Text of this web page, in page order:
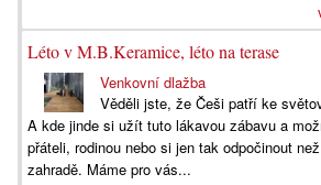
Léto v M.B.Keramice, léto na terase
Venkovní dlažba
Věděli jste, že Češi patří ke
A kde jinde si užít tuto lákavou zábavu a
přáteli, rodinou nebo si jen tak odpočinout
zahradě. Máme pro vás...